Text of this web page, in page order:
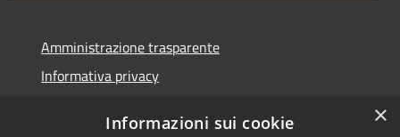
Amministrazione trasparente
Informativa privacy
Dichiarazione di accessibilità
×
Informazioni sui cookie